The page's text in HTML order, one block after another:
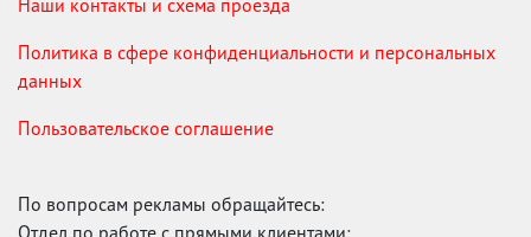
Политика в сфере конфиденциальности и персональных
данных
Пользовательское соглашение
По вопросам рекламы обращайтесь:
Отдел по работе с прямыми клиентами: